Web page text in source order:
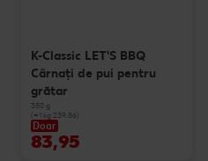
K-Classic LET'S BBQ
Cârnaţi de pui pentru
grătar
350 g
(=1 kg 239.86)
Doar
83,95